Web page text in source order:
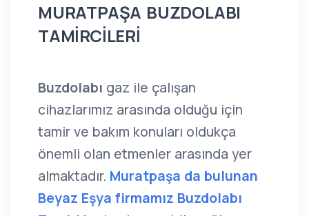
MURATPAŞA BUZDOLABI
TAMİRCİLERİ
Buzdolabı gaz ile çalışan
cihazlarımız arasında olduğu için
tamir ve bakım konuları oldukça
önemli olan etmenler arasında yer
almaktadır. Muratpaşa da bulunan
Beyaz Eşya firmamız Buzdolabı